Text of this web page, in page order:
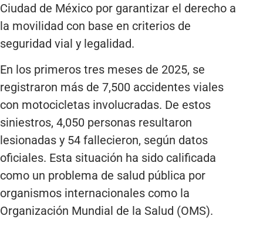
Ciudad de México por garantizar el derecho a
la movilidad con base en criterios de
seguridad vial y legalidad.
En los primeros tres meses de 2025, se
registraron más de 7,500 accidentes viales
con motocicletas involucradas. De estos
siniestros, 4,050 personas resultaron
lesionadas y 54 fallecieron, según datos
oficiales. Esta situación ha sido calificada
como un problema de salud pública por
organismos internacionales como la
Organización Mundial de la Salud (OMS).